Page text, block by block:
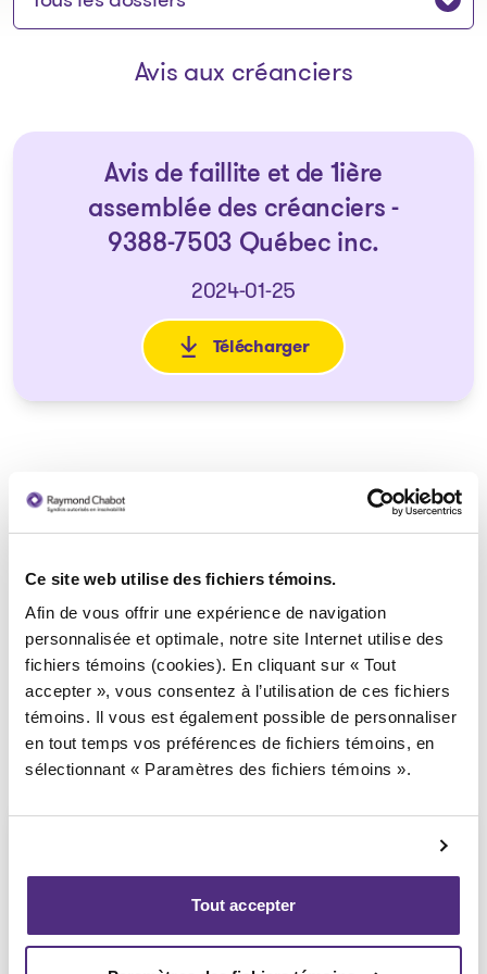
Ce site web utilise des fichiers témoins.
Afin de vous offrir une expérience de navigation
personnalisée et optimale, notre site Internet utilise des
fichiers témoins (cookies). En cliquant sur « Tout
accepter », vous consentez à l’utilisation de ces fichiers
témoins. Il vous est également possible de personnaliser
en tout temps vos préférences de fichiers témoins, en
sélectionnant « Paramètres des fichiers témoins ».
Tout accepter
Avis aux créanciers
Avis de faillite et de 1ière
assemblée des créanciers -
9388-7503 Québec inc.
2024-01-25
Télécharger
: Avis de faillite et de 1ière
Syndic responsable du dossier
Guyllaume Amiot